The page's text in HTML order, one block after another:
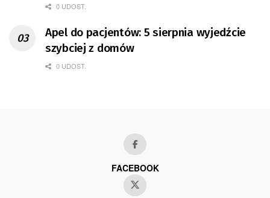
0 UDOST.
Apel do pacjentów: 5 sierpnia wyjedźcie
szybciej z domów
0 UDOST.
FACEBOOK